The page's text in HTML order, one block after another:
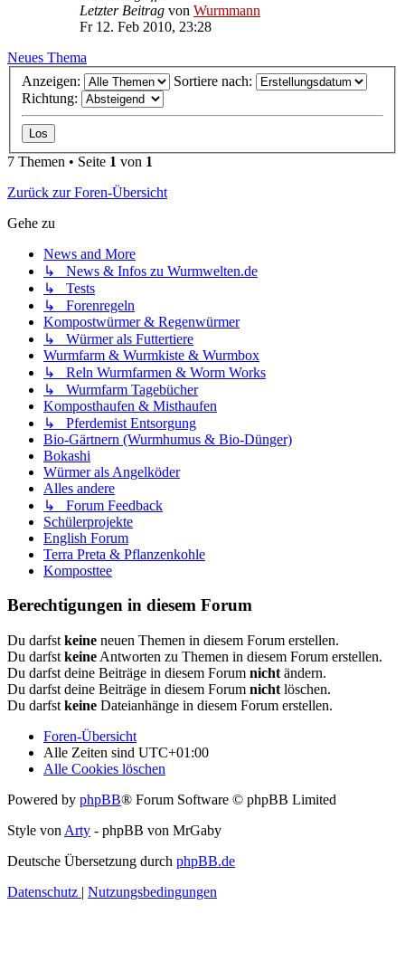
Letzter Beitrag von Wurmmann
Fr 12. Feb 2010, 23:28
Neues Thema
Anzeigen:
Sortiere nach:
Richtung:
7 Themen • Seite 1 von 1
Zurück zur Foren-Übersicht
Gehe zu
News and More
↳ News & Infos zu Wurmwelten.de
↳ Tests
↳ Forenregeln
Kompostwürmer & Regenwürmer
↳ Würmer als Futtertiere
Wurmfarm & Wurmkiste & Wurmbox
↳ Reln Wurmfarmen & Worm Works
↳ Wurmfarm Tagebücher
Komposthaufen & Misthaufen
↳ Pferdemist Entsorgung
Bio-Gärtnern (Wurmhumus & Bio-Dünger)
Bokashi
Würmer als Angelköder
Alles andere
↳ Forum Feedback
Schülerprojekte
English Forum
Terra Preta & Pflanzenkohle
Komposttee
Berechtigungen in diesem Forum
Du darfst keine neuen Themen in diesem Forum erstellen.
Du darfst keine Antworten zu Themen in diesem Forum erstellen.
Du darfst deine Beiträge in diesem Forum nicht ändern.
Du darfst deine Beiträge in diesem Forum nicht löschen.
Du darfst keine Dateianhänge in diesem Forum erstellen.
Foren-Übersicht
Alle Zeiten sind UTC+01:00
Alle Cookies löschen
Powered by phpBB® Forum Software © phpBB Limited
Style von Arty - phpBB von MrGaby
Deutsche Übersetzung durch phpBB.de
Datenschutz | Nutzungsbedingungen